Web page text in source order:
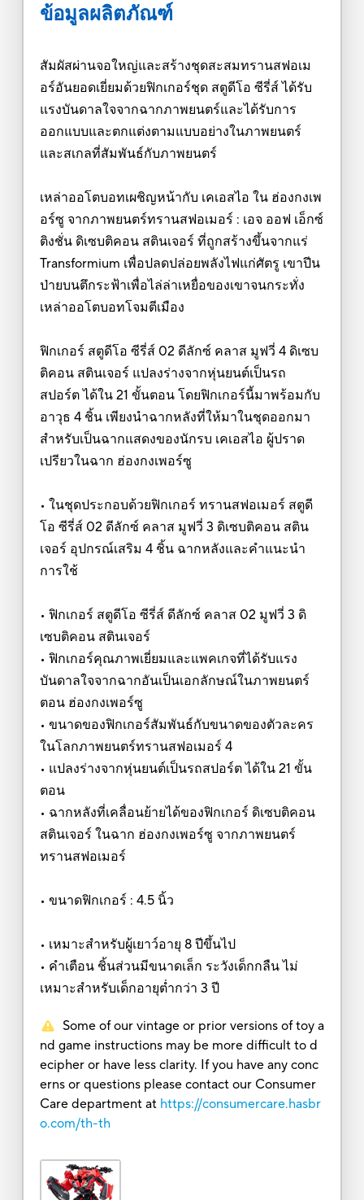
ข้อมูลผลิตภัณฑ์
สัมผัสผ่านจอใหญ่และสร้างชุดสะสมทรานสฟอเม
อร์อันยอดเยี่ยมด้วยฟิกเกอร์ชุด สตูดีโอ ซีรี่ส์ ได้รับ
แรงบันดาลใจจากฉากภาพยนตร์และได้รับการ
ออกแบบและตกแต่งตามแบบอย่างในภาพยนตร์
และสเกลที่สัมพันธ์กับภาพยนตร์
เหล่าออโตบอทเผชิญหน้ากับ เคเอสไอ ใน ฮ่องกงเพ
อร์ซู จากภาพยนตร์ทรานสฟอเมอร์ : เอจ ออฟ เอ็กซ์
ติงชั่น ดิเซบติคอน สตินเจอร์ ที่ถูกสร้างขึ้นจากแร่
Transformium เพื่อปลดปล่อยพลังไฟแก่ศัตรู เขาปีน
ป่ายบนตึกระฟ้าเพื่อไล่ล่าเหยื่อของเขาจนกระทั่ง
เหล่าออโตบอทโจมตีเมือง
ฟิกเกอร์ สตูดีโอ ซีรี่ส์ 02 ดีลักซ์ คลาส มูฟวี่ 4 ดิเซบ
ติคอน สตินเจอร์ แปลงร่างจากหุ่นยนต์เป็นรถ
สปอร์ต ได้ใน 21 ขั้นตอน โดยฟิกเกอร์นี้มาพร้อมกับ
อาวุธ 4 ชิ้น เพียงนำฉากหลังที่ให้มาในชุดออกมา
สำหรับเป็นฉากแสดงของนักรบ เคเอสไอ ผู้ปราด
เปรียวในฉาก ฮ่องกงเพอร์ซู
• ในชุดประกอบด้วยฟิกเกอร์ ทรานสฟอเมอร์ สตูดี
โอ ซีรี่ส์ 02 ดีลักซ์ คลาส มูฟวี่ 3 ดิเซบติคอน สติน
เจอร์ อุปกรณ์เสริม 4 ชิ้น ฉากหลังและคำแนะนำ
การใช้
• ฟิกเกอร์ สตูดีโอ ซีรี่ส์ ดีลักซ์ คลาส 02 มูฟวี่ 3 ดิ
เซบติคอน สตินเจอร์
• ฟิกเกอร์คุณภาพเยี่ยมและแพคเกจที่ได้รับแรง
บันดาลใจจากฉากอันเป็นเอกลักษณ์ในภาพยนตร์
ตอน ฮ่องกงเพอร์ซู
• ขนาดของฟิกเกอร์สัมพันธ์กับขนาดของตัวละคร
ในโลกภาพยนตร์ทรานสฟอเมอร์ 4
• แปลงร่างจากหุ่นยนต์เป็นรถสปอร์ต ได้ใน 21 ขั้น
ตอน
• ฉากหลังที่เคลื่อนย้ายได้ของฟิกเกอร์ ดิเซบติคอน
สตินเจอร์ ในฉาก ฮ่องกงเพอร์ซู จากภาพยนตร์
ทรานสฟอเมอร์
• ขนาดฟิกเกอร์ : 4.5 นิ้ว
• เหมาะสำหรับผู้เยาว์อายุ 8 ปีขึ้นไป
• คำเตือน ชิ้นส่วนมีขนาดเล็ก ระวังเด็กกลืน ไม่
เหมาะสำหรับเด็กอายุต่ำกว่า 3 ปี
Some of our vintage or prior versions of toy a
nd game instructions may be more difficult to d
ecipher or have less clarity. If you have any conc
erns or questions please contact our Consumer
Care department at https://consumercare.hasbr
o.com/th-th